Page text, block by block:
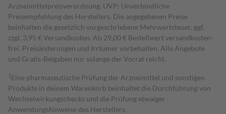
Arzneimittelpreisverordnung. UVP: Unverbindliche
Preisempfehlung des Herstellers. Die angegebenen Preise
beinhalten die gesetzlich vorgeschriebene Mehrwertsteuer, ggf.
zzgl. 3,95 € Versandkosten. Ab 29,00 € Bestell­wert versand­kosten­
frei. Preisänderungen und Irrtümer vorbehalten. Alle Angebote
und Gratis-Beigaben nur solange der Vorrat reicht.
1 Eine pharmazeutische Prüfung der Arzneimittel und sonstigen
Produkte in deinem Warenkorb beinhaltet die Durchführung von
Wechselwirkungschecks und die Prüfung etwaiger
Anwendungshinweise des Herstellers.